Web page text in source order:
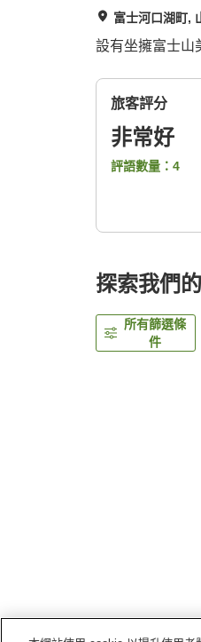
富士河口湖町,
設有坐擁富士山
旅客評分
非常好
評語數量： 4
探索我們
所有篩選條
件